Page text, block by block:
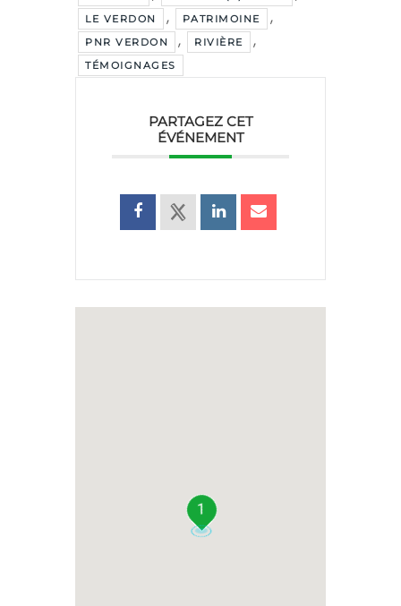
LE VERDON , PATRIMOINE ,
PNR VERDON , RIVIÈRE ,
TÉMOIGNAGES
PARTAGEZ CET
ÉVÉNEMENT
1